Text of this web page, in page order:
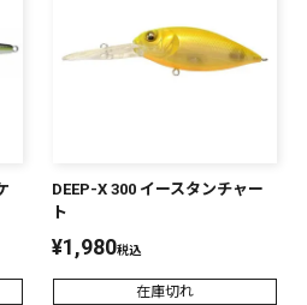
DEEP-X 300 イースタンチャー
ト
¥1,980税込
在庫切れ